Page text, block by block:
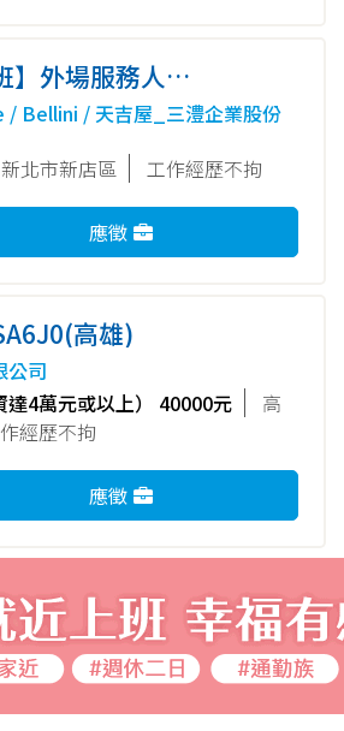
】外場服務人員
裕隆城店｜薪資
元入職獎金&
萬元)
/ Bellini / 天吉屋_三澧企業股份
新北市新店區 工作經歷不拘
應徵
高雄)
公司
達4萬元或以上） 40000元
高
經歷不拘
應徵